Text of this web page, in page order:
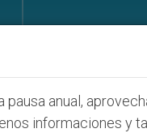
católico
anual,
informaciones y